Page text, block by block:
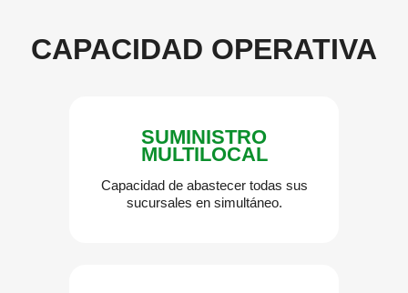
CAPACIDAD OPERATIVA
SUMINISTRO
MULTILOCAL
Capacidad de abastecer todas sus
sucursales en simultáneo.